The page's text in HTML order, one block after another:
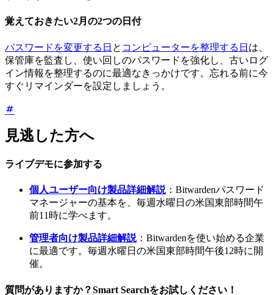
覚えておきたい2月の2つの日付
パスワードを変更する日 と コンピューターを整理する日 は、
保管庫を監査し、使い回しのパスワードを強化し、古いログ
イン情報を整理するのに最適なきっかけです。忘れる前に今
すぐリマインダーを設定しましょう。
見逃した方へ
ライブデモに参加する
個人ユーザー向け製品詳細解説：Bitwardenパスワード
マネージャーの基本を、毎週水曜日の米国東部時間午
前11時に学べます。
管理者向け製品詳細解説：Bitwardenを使い始める企業
に最適です。毎週水曜日の米国東部時間午後12時に開
催。
質問がありますか？Smart Searchをお試しください！